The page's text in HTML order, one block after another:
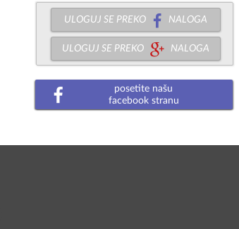
ULOGUJ SE PREKO NALOGA
ULOGUJ SE PREKO NALOGA
posetite našu
facebook stranu